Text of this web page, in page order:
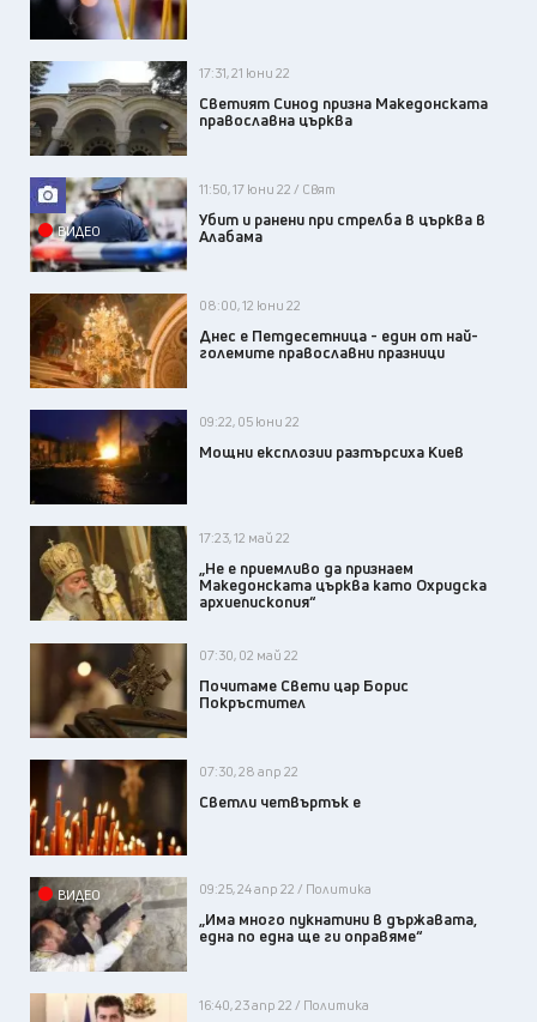
17:31, 21 юни 22
Светият Синод призна Македонската
православна църква
ВИДЕО
11:50, 17 юни 22 / Свят
Убит и ранени при стрелба в църква в
Алабама
08:00, 12 юни 22
Днес е Петдесетница - един от най-
големите православни празници
09:22, 05 юни 22
Мощни експлозии разтърсиха Киев
17:23, 12 май 22
„Не е приемливо да признаем
Македонската църква като Охридска
архиепископия“
07:30, 02 май 22
Почитаме Свети цар Борис
Покръстител
07:30, 28 апр 22
Светли четвъртък е
ВИДЕО 09:25, 24 апр 22 / Политика
„Има много пукнатини в държавата,
една по една ще ги оправяме“
16:40, 23 апр 22 / Политика